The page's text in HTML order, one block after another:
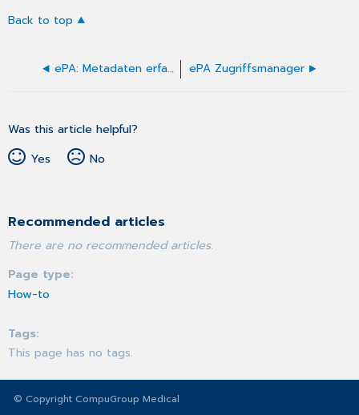
Back to top
ePA: Metadaten erfassen ePA Zugriffsmanager
Was this article helpful?
Yes
No
Recommended articles
There are no recommended articles.
Page type
How-to
Tags
This page has no tags.
© Copyright CompuGroup Medical